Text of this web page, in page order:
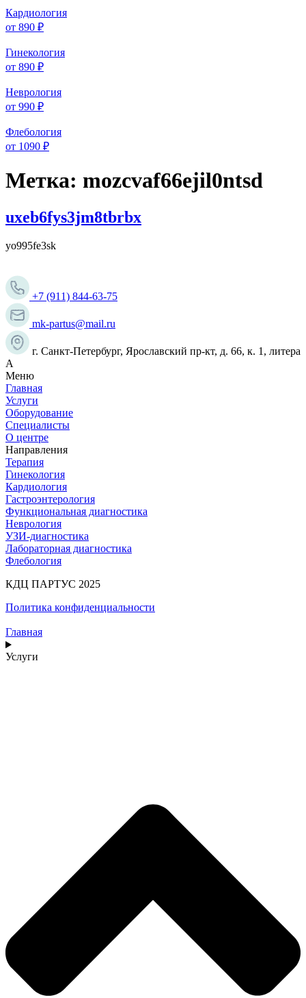
Кардиология
от 890 ₽
Гинекология
от 890 ₽
Неврология
от 990 ₽
Флебология
от 1090 ₽
Метка: mozcvaf66ejil0ntsd
uxeb6fys3jm8tbrbx
yo995fe3sk
+7 (911) 844-63-75
mk-partus@mail.ru
г. Санкт-Петербург, Ярославский пр-кт, д. 66, к. 1, литера
А
Меню
Главная
Услуги
Оборудование
Специалисты
О центре
Направления
Терапия
Гинекология
Кардиология
Гастроэнтерология
Функциональная диагностика
Неврология
УЗИ-диагностика
Лабораторная диагностика
Флебология
КДЦ ПАРТУС 2025
Политика конфиденциальности
Главная
Услуги